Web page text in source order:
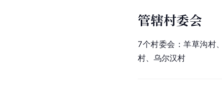
管辖村委会
7个村委会：羊草沟村
村、乌尔汉村